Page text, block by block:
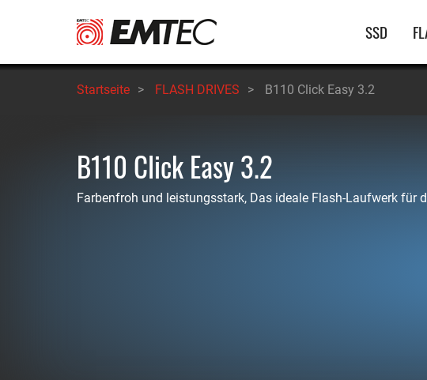
SSD
Startseite > FLASH DRIVES > B110 Click Easy 3.2
B110 Click Easy 3.2
Farbenfroh und leistungsstark, Das ideale Flash-Laufwerk für